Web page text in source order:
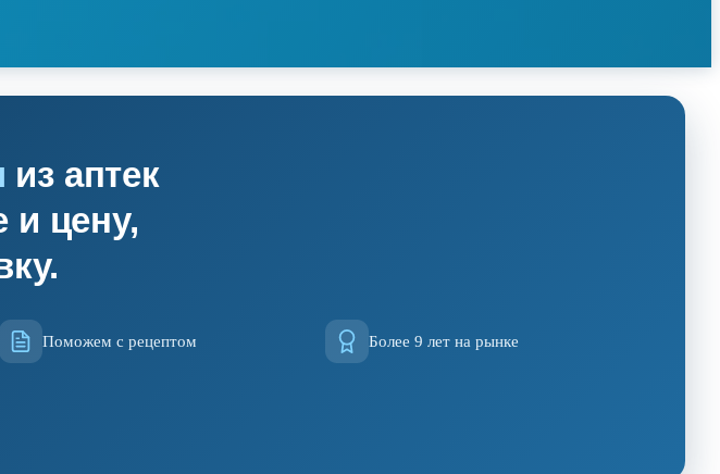
из аптек
и цену,
Поможем с рецептом Более 9 лет на рынке